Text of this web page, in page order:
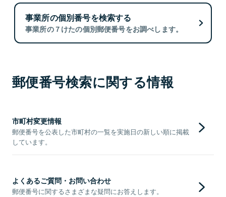
事業所の個別番号を検索する
事業所の７けたの個別郵便番号をお調べします。
郵便番号検索に関する情報
市町村変更情報
郵便番号を公表した市町村の一覧を実施日の新しい順に掲載
しています。
よくあるご質問・お問い合わせ
郵便番号に関するさまざまな疑問にお答えします。